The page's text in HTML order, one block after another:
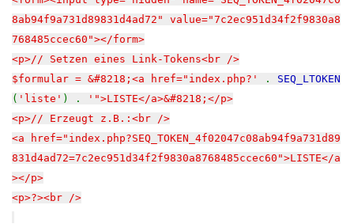
8ab94f9a731d89831d4ad72" value="7c2ec951d34f2f9830a8
768485ccec60"></form>
<p>// Setzen eines Link-Tokens<br />
$formular = &#8218;<a href="index.php?'
. SEQ_LTOKEN
( 'liste' ) .
'">LISTE</a>&#8218;</p>
<p>// Erzeugt z.B.:<br />
<a href="index.php?SEQ_TOKEN_4f02047c08ab94f9a731d89
831d4ad72=7c2ec951d34f2f9830a8768485ccec60">LISTE</a
></p>
<p>?><br />